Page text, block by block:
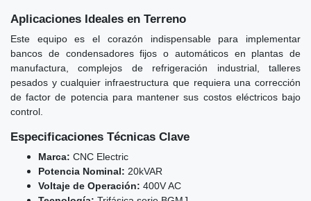
Aplicaciones Ideales en Terreno
Este equipo es el corazón indispensable para implementar
bancos de condensadores fijos o automáticos en plantas de
manufactura, complejos de refrigeración industrial, talleres
pesados y cualquier infraestructura que requiera una corrección
de factor de potencia para mantener sus costos eléctricos bajo
control.
Especificaciones Técnicas Clave
Marca: CNC Electric
Potencia Nominal: 20kVAR
Voltaje de Operación: 400V AC